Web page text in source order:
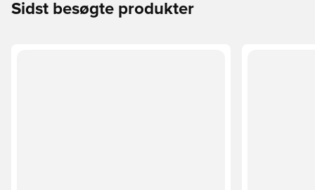
Sidst besøgte produkter